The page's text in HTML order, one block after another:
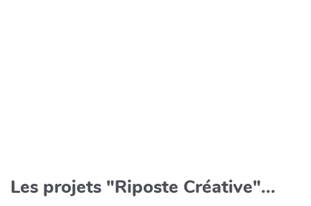
Les projets "Riposte Créative"...